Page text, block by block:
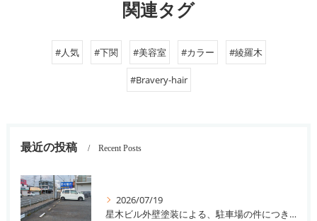
関連タグ
#人気 #下関 #美容室 #カラー #綾羅木
#Bravery-hair
最近の投稿 Recent Posts
2026/07/19
星木ビル外壁塗装による、駐車場の件につきまして。